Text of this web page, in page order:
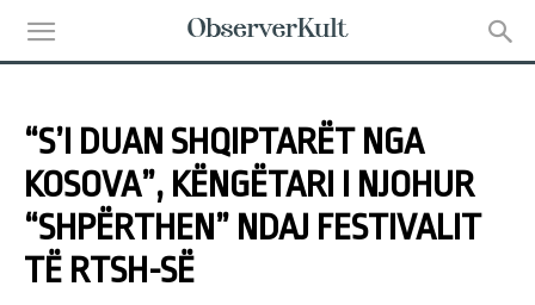
“S’I DUAN SHQIPTARËT NGA
KOSOVA”, KËNGËTARI I NJOHUR
“SHPËRTHEN” NDAJ FESTIVALIT
TË RTSH-SË